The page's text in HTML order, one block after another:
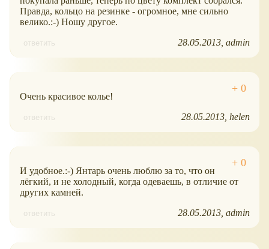
Правда, кольцо на резинке - огромное, мне сильно
велико.:-) Ношу другое.
ответить 28.05.2013 admin
Очень красивое колье!
ответить 28.05.2013 helen
И удобное.:-) Янтарь очень люблю за то, что он
лёгкий, и не холодный, когда одеваешь, в отличие от
других камней.
ответить 28.05.2013 admin